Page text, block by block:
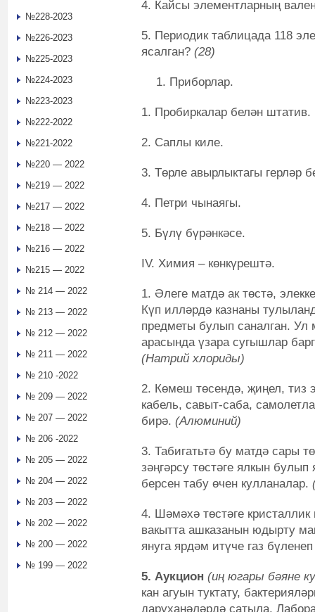
4. Кайсы элементларның
5. Периодик таблицада 118
ясалган? (28)
Приборлар.
1. Пробиркалар белән штатив.
2. Саплы киле.
3. Төрле авырлыктагы герләр
4. Петри чынаягы.
5. Бүлү бүрәнкәсе.
IV. Химия – көнкүрештә.
1. Әлеге матдә ак төстә,
Күп илләрдә казнаны
предметы булып саналган. Ул
арасында үзара сугышлар
(Натрий хлориды)
2. Көмеш төсендә, җиңел, тиз
кабель, савыт-саба,
бирә. (Алюминий)
3. Табигатьтә бу матдә сары
зәңгәрсу төстәге ялкын
берсен табу өчен кулланалар.
4. Шәмәхә төстәге
вакытта ашказанын юдырту
януга ярдәм итүче газ
5. Аукцион (иң югары бәяне
кан агуын туктату,
даруханәләрдә сатыла.
№228-2023
№226-2023
№225-2023
№224-2023
№223-2023
№222-2022
№221-2022
№220 — 2022
№219 — 2022
№217 — 2022
№218 — 2022
№216 — 2022
№215 — 2022
№ 214 — 2022
№ 213 — 2022
№ 212 — 2022
№ 211 — 2022
№ 210 -2022
№ 209 — 2022
№ 207 — 2022
№ 206 -2022
№ 205 — 2022
№ 204 — 2022
№ 203 — 2022
№ 202 — 2022
№ 200 — 2022
№ 199 — 2022